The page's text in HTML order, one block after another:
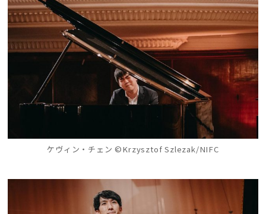
ケヴィン・チェン ©Krzysztof Szlezak/NIFC